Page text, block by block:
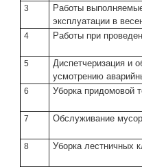
3
Работы
эксплуатации в
4 Работы при
5
Диспетчеризация и
усмотрению
6 Уборка придомовой
7 Обслуживание
8 Уборка лестничных